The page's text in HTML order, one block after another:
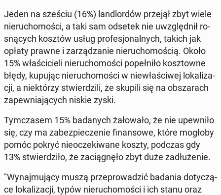
Jeden na sześciu (16%) lan­dlor­dów przejął zbyt wiele
nie­ru­cho­mo­ści, a taki sam odsetek nie uwzględ­nił ro­
sną­cych kosztów usług pro­fe­sjo­nal­nych, takich jak
opłaty prawne i za­rzą­dza­nie nie­ru­cho­mo­ścią. Około
15% wła­ści­cie­li nie­ru­cho­mo­ści po­peł­ni­ło kosz­tow­ne
błędy, kupując nie­ru­cho­mo­ści w nie­wła­ści­wej lo­ka­li­za­
cji, a nie­któ­rzy stwier­dzi­li, że skupili się na ob­sza­rach
za­pew­nia­ją­cych niskie zyski.
Tym­cza­sem 15% ba­da­nych ża­ło­wa­ło, że nie upew­ni­ło
się, czy ma za­bez­pie­cze­nie fi­nan­so­we, które mogłoby
pomóc pokryć nie­ocze­ki­wa­ne koszty, podczas gdy
13% stwier­dzi­ło, że za­cią­gnę­ło zbyt duże za­dłu­że­nie.
"Wy­naj­mu­ją­cy muszą prze­pro­wa­dzić badania do­ty­czą­
ce lo­ka­li­za­cji, typów nie­ru­cho­mo­ści i ich stanu oraz